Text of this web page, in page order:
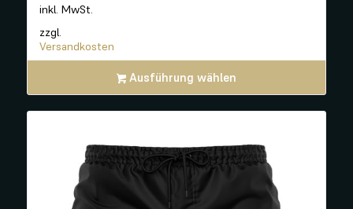
inkl. MwSt.
zzgl.
Versandkosten
Ausführung wählen